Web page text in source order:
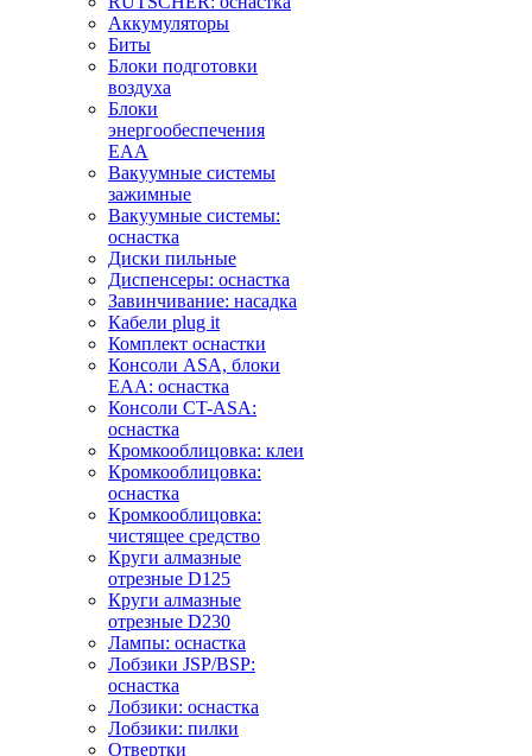
Аккумуляторы
Биты
Блоки подготовки
воздуха
Блоки
энергообеспечения
EAA
Вакуумные системы
зажимные
Вакуумные системы:
оснастка
Диски пильные
Диспенсеры: оснастка
Завинчивание: насадка
Кабели plug it
Комплект оснастки
Консоли ASA, блоки
EAA: оснастка
Консоли CT-ASA:
оснастка
Кромкооблицовка: клеи
Кромкооблицовка:
оснастка
Кромкооблицовка:
чистящее средство
Круги алмазные
отрезные D125
Круги алмазные
отрезные D230
Лампы: оснастка
Лобзики JSP/BSP:
оснастка
Лобзики: оснастка
Лобзики: пилки
Отвертки